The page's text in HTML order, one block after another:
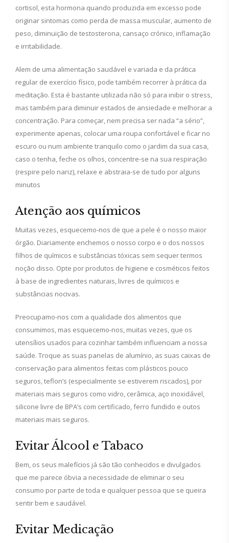
cortisol, esta hormona quando produzida em excesso pode
originar sintomas como perda de massa muscular, aumento de
peso, diminuição de testosterona, cansaço crónico, inflamação
e irritabilidade.
Alem de uma alimentação saudável e variada e da prática
regular de exercício físico, pode também recorrer à prática da
meditação. Esta é bastante utilizada não só para inibir o stress,
mas também para diminuir estados de ansiedade e melhorar a
concentração. Para começar, nem precisa ser nada “a sério”,
experimente apenas, colocar uma roupa confortável e ficar no
escuro ou num ambiente tranquilo como o jardim da sua casa,
caso o tenha, feche os olhos, concentre-se na sua respiração
(respire pelo nariz), relaxe e abstraia-se de tudo por alguns
minutos
Atenção aos químicos
Muitas vezes, esquecemo-nos de que a pele é o nosso maior
órgão. Diariamente enchemos o nosso corpo e o dos nossos
filhos de químicos e substâncias tóxicas sem sequer termos
noção disso. Opte por produtos de higiene e cosméticos feitos
à base de ingredientes naturais, livres de químicos e
substâncias nocivas.
Preocupamo-nos com a qualidade dos alimentos que
consumimos, mas esquecemo-nos, muitas vezes, que os
utensílios usados para cozinhar também influenciam a nossa
saúde. Troque as suas panelas de alumínio, as suas caixas de
conservação para alimentos feitas com plásticos pouco
seguros, teflon’s (especialmente se estiverem riscados), por
materiais mais seguros como vidro, cerâmica, aço inoxidável,
silicone livre de BPA’s com certificado, ferro fundido e outos
materiais mais seguros.
Evitar Álcool e Tabaco
Bem, os seus malefícios já são tão conhecidos e divulgados
que me parece óbvia a necessidade de eliminar o seu
consumo por parte de toda e qualquer pessoa que se queira
sentir bem e saudável.
Evitar Medicação